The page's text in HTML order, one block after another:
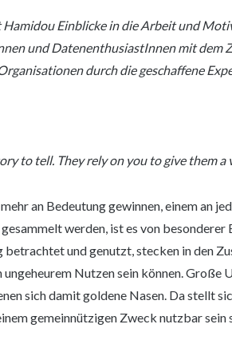
Einblicke in die Arbeit und
und DatenenthusiastInnen mit dem
durch die geschaffene
to tell. They rely on you to give them a
an Bedeutung gewinnen, einem an
werden, ist es von besonderer
betrachtet und genutzt, stecken in den
Nutzen sein können. Große
sich damit goldene Nasen. Da stellt
gemeinnützigen Zweck nutzbar sein